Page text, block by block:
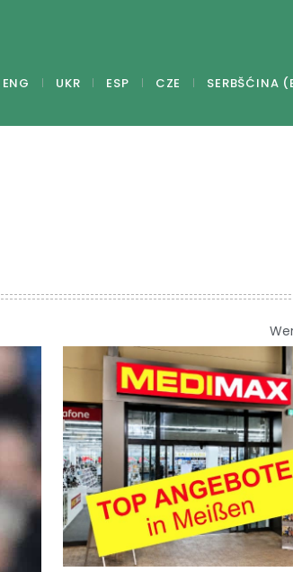
ENG UKR ESP CZE SERBŠĆINA